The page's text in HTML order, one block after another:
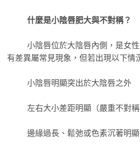
什麼是小陰唇肥大與不對稱？
小陰唇位於大陰唇內側，是女
有差異屬常見現象，但若出現以下情
小陰唇明顯突出於大陰唇之外
左右大小差距明顯（嚴重不對稱
邊緣過長、鬆弛或色素沉著明顯